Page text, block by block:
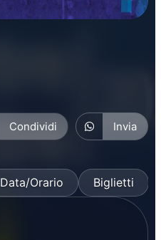
Condividi Invia
Data/Orario Biglietti